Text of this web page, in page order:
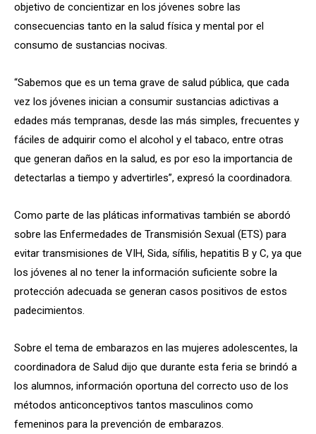
objetivo de concientizar en los jóvenes sobre las
consecuencias tanto en la salud física y mental por el
consumo de sustancias nocivas.
“Sabemos que es un tema grave de salud pública, que cada
vez los jóvenes inician a consumir sustancias adictivas a
edades más tempranas, desde las más simples, frecuentes y
fáciles de adquirir como el alcohol y el tabaco, entre otras
que generan daños en la salud, es por eso la importancia de
detectarlas a tiempo y advertirles”, expresó la coordinadora.
Como parte de las pláticas informativas también se abordó
sobre las Enfermedades de Transmisión Sexual (ETS) para
evitar transmisiones de VIH, Sida, sífilis, hepatitis B y C, ya que
los jóvenes al no tener la información suficiente sobre la
protección adecuada se generan casos positivos de estos
padecimientos.
Sobre el tema de embarazos en las mujeres adolescentes, la
coordinadora de Salud dijo que durante esta feria se brindó a
los alumnos, información oportuna del correcto uso de los
métodos anticonceptivos tantos masculinos como
femeninos para la prevención de embarazos.